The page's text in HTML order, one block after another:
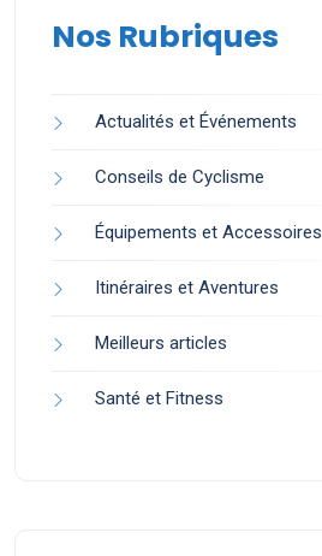
Nos Rubriques
Actualités et Événements
Conseils de Cyclisme
Équipements et Accessoires
Itinéraires et Aventures
Meilleurs articles
Santé et Fitness